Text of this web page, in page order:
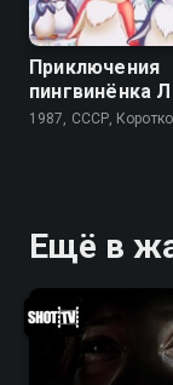
Приключения
пингвинёнка
Фильм третий
1987, СССР,
Ещё в